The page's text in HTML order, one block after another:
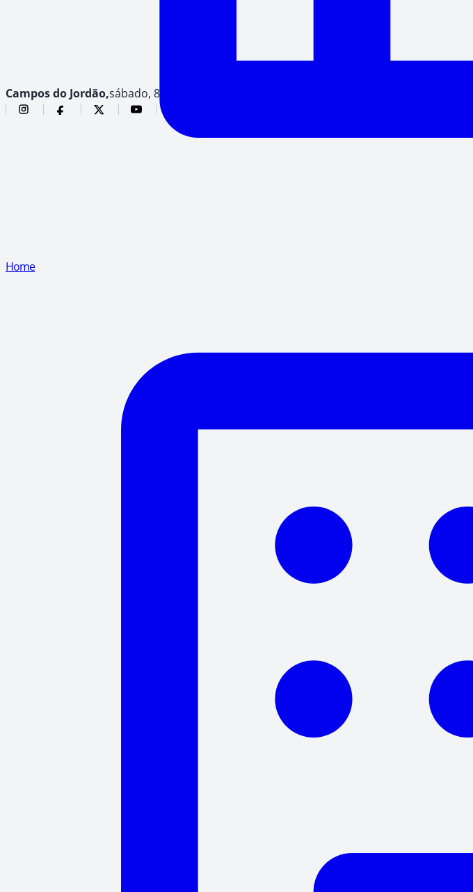
Campos do Jordão,sábado, 8 de agosto de 2026
Home